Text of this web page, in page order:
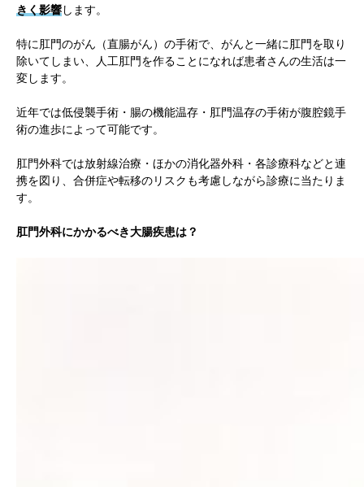
きく影響 します。
特に肛門のがん（直腸がん）の手術で、がんと一緒に肛門を取り
除いてしまい、人工肛門を作ることになれば患者さんの生活は一
変します。
近年では低侵襲手術・腸の機能温存・肛門温存の手術が腹腔鏡手
術の進歩によって可能です。
肛門外科では放射線治療・ほかの消化器外科・各診療科などと連
携を図り、合併症や転移のリスクも考慮しながら診療に当たりま
す。
肛門外科にかかるべき大腸疾患は？